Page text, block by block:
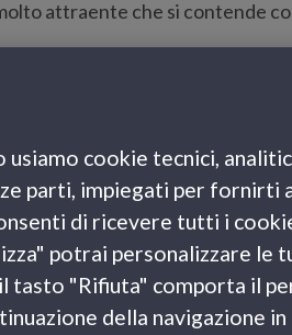
attraente che si contende
scelta come sede della
e valorizzato il suo porto,
usiamo cookie tecnici,
parti, impiegati per fornirti
di ricevere tutti i
potrai personalizzare
tasto "Rifiuta" comporta il
della navigazione